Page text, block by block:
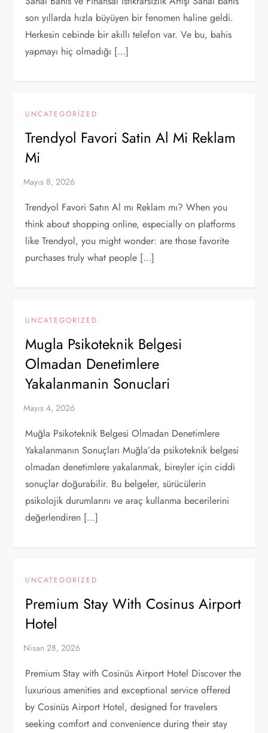
son yıllarda hızla büyüyen bir fenomen haline geldi.
Herkesin cebinde bir akıllı telefon var. Ve bu, bahis
yapmayı hiç olmadığı […]
UNCATEGORIZED
Trendyol Favori Satin Al Mi Reklam
Mi
Trendyol Favori Satın Al mı Reklam mı? When you
think about shopping online, especially on platforms
like Trendyol, you might wonder: are those favorite
purchases truly what people […]
UNCATEGORIZED
Mugla Psikoteknik Belgesi
Olmadan Denetimlere
Yakalanmanin Sonuclari
Muğla Psikoteknik Belgesi Olmadan Denetimlere
Yakalanmanın Sonuçları Muğla’da psikoteknik belgesi
olmadan denetimlere yakalanmak, bireyler için ciddi
sonuçlar doğurabilir. Bu belgeler, sürücülerin
psikolojik durumlarını ve araç kullanma becerilerini
değerlendiren […]
UNCATEGORIZED
Premium Stay With Cosinus Airport
Hotel
Premium Stay with Cosinüs Airport Hotel Discover the
luxurious amenities and exceptional service offered
by Cosinüs Airport Hotel, designed for travelers
seeking comfort and convenience during their stay